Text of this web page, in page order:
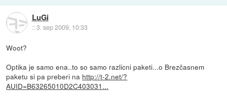
LuGi
::3. sep 2009, 10:33
Woot?
Optika je samo ena..to so samo razlicni paketi...o Brezčasnem
paketu si pa preberi na http://t-2.net/?
AUID=B63265010D2C403031...